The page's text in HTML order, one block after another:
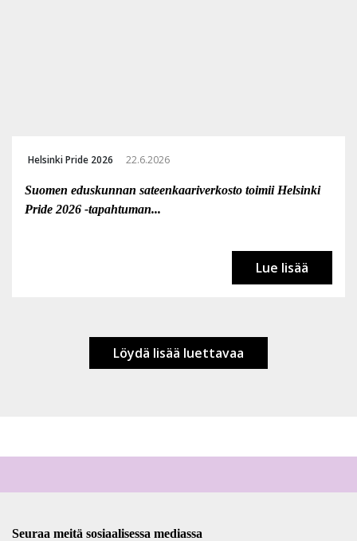
Helsinki Pride 2026 22.6.2026
Suomen eduskunnan sateenkaariverkosto toimii Helsinki
Pride 2026 -tapahtuman...
Lue lisää
Löydä lisää luettavaa
Seuraa meitä sosiaalisessa mediassa